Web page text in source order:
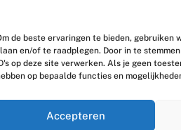
de beste ervaringen te bieden,
en/of te raadplegen. Door in te
op deze site verwerken. Als je geen
op bepaalde functies en
Accepteren